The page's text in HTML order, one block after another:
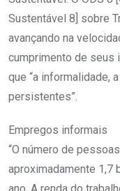
Sustentável 8] sobre
avançando na
cumprimento de seus
que “a informalidade,
persistentes”.
Empregos informais
“O número de
aproximadamente 1,7